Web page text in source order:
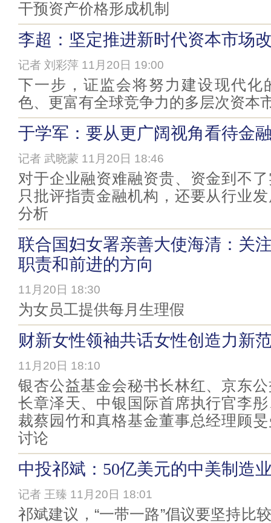
干预资产价格形成机制
李超：坚定推进新时代资本市场
记者 刘彩萍 11月20日 19:00
下一步，证监会将努力建设现代化
色、更富有全球竞争力的多层次资本
于学军：要从更广阔视角看待金
记者 武晓蒙 11月20日 18:46
对于企业融资难融资贵、资金到不
只批评指责金融机构，还要从行业
分析
联合国妇女署亲善大使海清：关
职责和前进的方向
11月20日 18:30
为女员工提供每月生理假
财新女性领袖共话女性创造力新
11月20日 18:10
银杏公益基金会秘书长林红、京东
长章泽天、中银国际首席执行官李
裁蔡园竹和真格基金董事总经理顾
讨论
中投祁斌：50亿美元的中美制造
记者 王臻 11月20日 18:01
祁斌建议，“一带一路”倡议要坚持比